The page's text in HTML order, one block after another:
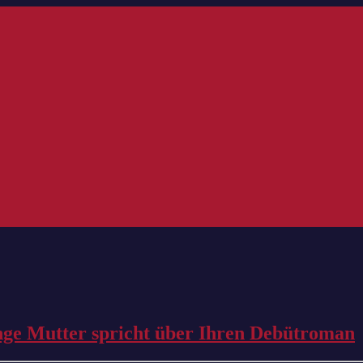
Mutter spricht über Ihren Debütroman